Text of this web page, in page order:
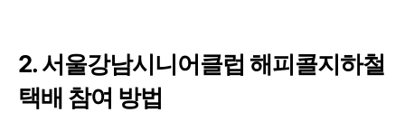
2. 서울강남시니어클럽 해피콜지하철
택배 참여 방법